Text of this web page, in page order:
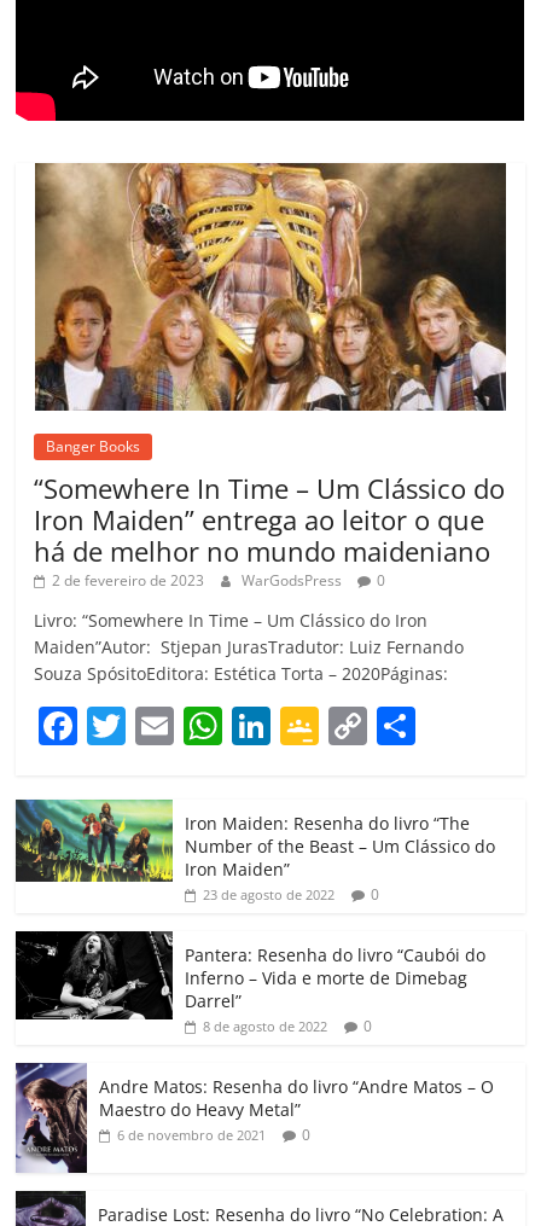
m
Banger Books
“Somewhere In Time – Um Clássico do
Iron Maiden” entrega ao leitor o que
há de melhor no mundo maideniano
2 de fevereiro de 2023 WarGodsPress 0
Livro: “Somewhere In Time – Um Clássico do Iron
Maiden”Autor: Stjepan JurasTradutor: Luiz Fernando
Souza SpósitoEditora: Estética Torta – 2020Páginas:
F
c
e
b
o
o
k
T
itt
er
E W
at
s
A
p
Li
e
dI
G
gl
e
Cl
a
ss
ro
o
C
p
y
Li
k
m
p
h
ar
Iron Maiden: Resenha do livro “The
Number of the Beast – Um Clássico do
Iron Maiden”
23 de agosto de 2022 0
Pantera: Resenha do livro “Caubói do
Inferno – Vida e morte de Dimebag
Darrel”
8 de agosto de 2022 0
Andre Matos: Resenha do livro “Andre Matos – O
Maestro do Heavy Metal”
6 de novembro de 2021 0
Paradise Lost: Resenha do livro “No Celebration: A